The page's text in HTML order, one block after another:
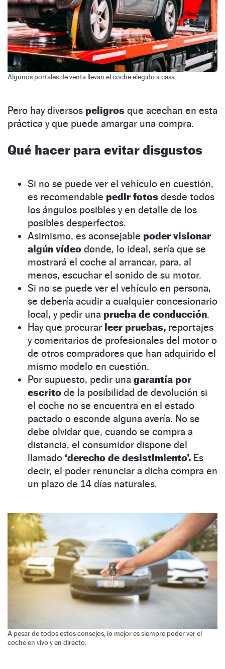
Algunos portales de venta llevan el coche elegido a casa.
Pero hay diversos peligros que acechan en esta
práctica y que puede amargar una compra.
Qué hacer para evitar disgustos
Si no se puede ver el vehículo en cuestión,
es recomendable pedir fotos desde todos
los ángulos posibles y en detalle de los
posibles desperfectos.
Asimismo, es aconsejable poder visionar
algún vídeo donde, lo ideal, sería que se
mostrará el coche al arrancar, para, al
menos, escuchar el sonido de su motor.
Si no se puede ver el vehículo en persona,
se debería acudir a cualquier concesionario
local, y pedir una prueba de conducción.
Hay que procurar leer pruebas, reportajes
y comentarios de profesionales del motor o
de otros compradores que han adquirido el
mismo modelo en cuestión.
Por supuesto, pedir una garantía por
escrito de la posibilidad de devolución si
el coche no se encuentra en el estado
pactado o esconde alguna avería. No se
debe olvidar que, cuando se compra a
distancia, el consumidor dispone del
llamado ‘derecho de desistimiento’. Es
decir, el poder renunciar a dicha compra en
un plazo de 14 días naturales.
A pesar de todos estos consejos, lo mejor es siempre poder ver el
coche en vivo y en directo.